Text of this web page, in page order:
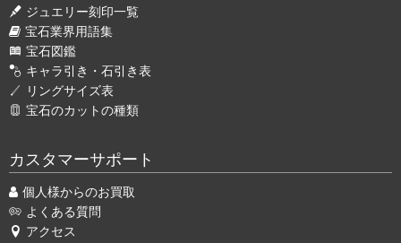
ジュエリー刻印一覧
宝石業界用語集
宝石図鑑
キャラ引き・石引き表
リングサイズ表
宝石のカットの種類
カスタマーサポート
個人様からのお買取
よくある質問
アクセス